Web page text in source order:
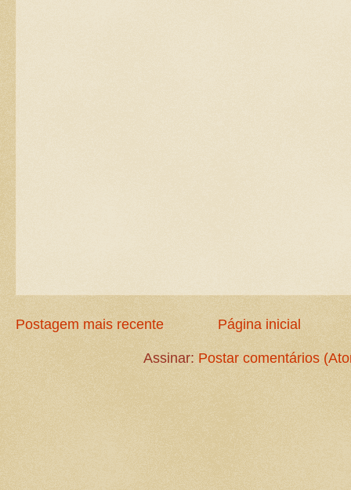
Postagem mais recente Página inicial
Assinar: Postar comentários